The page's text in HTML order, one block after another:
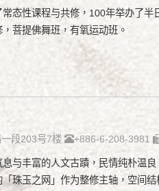
态性课程与共修，100年举办了
菩提佛舞班，有氧运动班。
段203号7楼 +886-6-208-3981
与丰富的人文古蹟，民情纯朴温
珠玉之网」作为整修主轴，空间